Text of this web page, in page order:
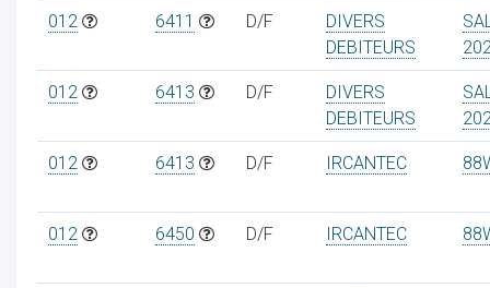
012 6411 D/F
DIVERS
DEBITEURS
012 6413 D/F
DIVERS
DEBITEURS
012 6413 D/F IRCANTEC
012 6450 D/F IRCANTEC